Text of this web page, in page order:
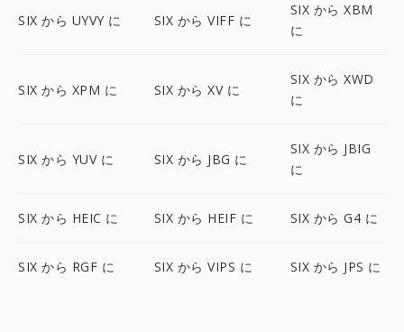
SIX から UYVY に SIX から VIFF に
SIX から XBM
に
SIX から XPM に SIX から XV に
SIX から XWD
に
SIX から YUV に SIX から JBG に
SIX から JBIG
に
SIX から HEIC に SIX から HEIF に SIX から G4 に
SIX から RGF に SIX から VIPS に SIX から JPS に